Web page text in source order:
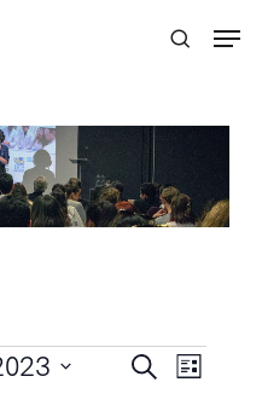
Buscar
Lista